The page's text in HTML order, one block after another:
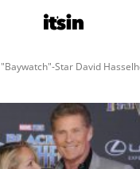
"Baywatch"-Star David